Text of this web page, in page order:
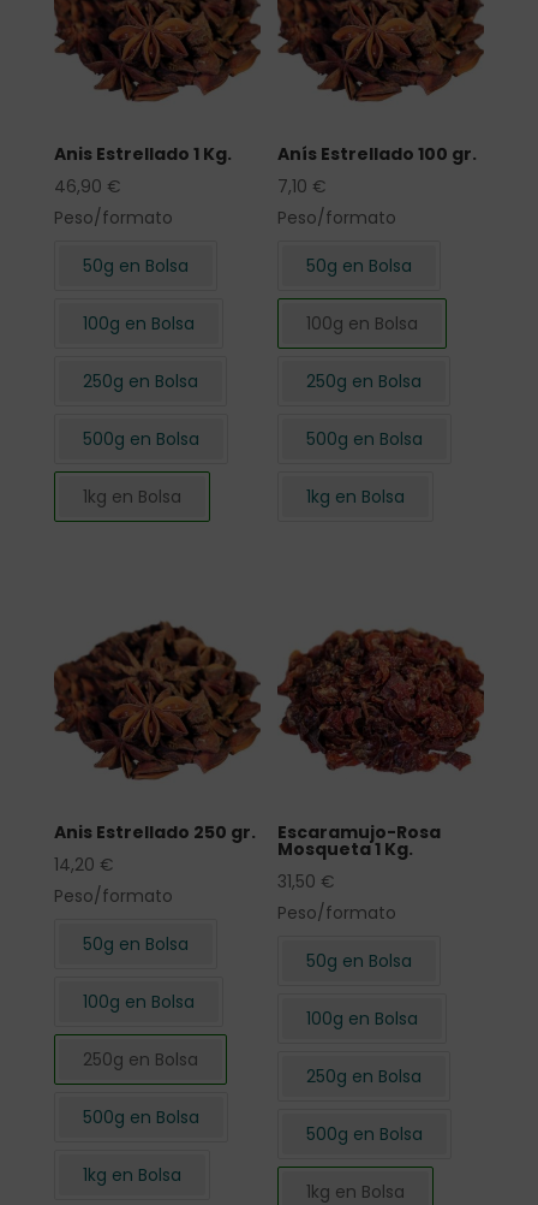
Anis Estrellado 1 Kg.
46,90 €
Peso/formato
50g en Bolsa
100g en Bolsa
250g en Bolsa
500g en Bolsa
1kg en Bolsa
Anís Estrellado 100 gr.
7,10 €
Peso/formato
50g en Bolsa
100g en Bolsa
250g en Bolsa
500g en Bolsa
1kg en Bolsa
Anis Estrellado 250 gr.
14,20 €
Peso/formato
50g en Bolsa
100g en Bolsa
250g en Bolsa
500g en Bolsa
1kg en Bolsa
Escaramujo-Rosa
Mosqueta 1 Kg.
31,50 €
Peso/formato
50g en Bolsa
100g en Bolsa
250g en Bolsa
500g en Bolsa
1kg en Bolsa